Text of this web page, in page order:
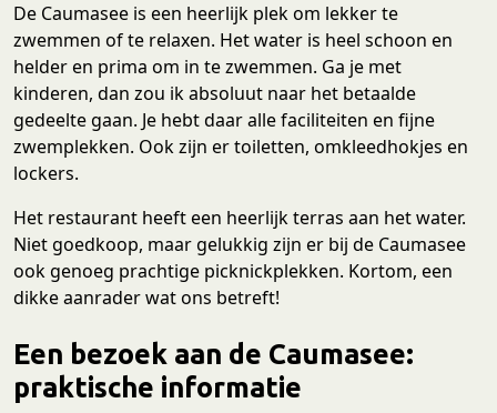
De Caumasee is een heerlijk plek om lekker te
zwemmen of te relaxen. Het water is heel schoon en
helder en prima om in te zwemmen. Ga je met
kinderen, dan zou ik absoluut naar het betaalde
gedeelte gaan. Je hebt daar alle faciliteiten en fijne
zwemplekken. Ook zijn er toiletten, omkleedhokjes en
lockers.
Het restaurant heeft een heerlijk terras aan het water.
Niet goedkoop, maar gelukkig zijn er bij de Caumasee
ook genoeg prachtige picknickplekken. Kortom, een
dikke aanrader wat ons betreft!
Een bezoek aan de Caumasee:
praktische informatie